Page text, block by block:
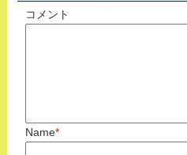
コメント
Name*